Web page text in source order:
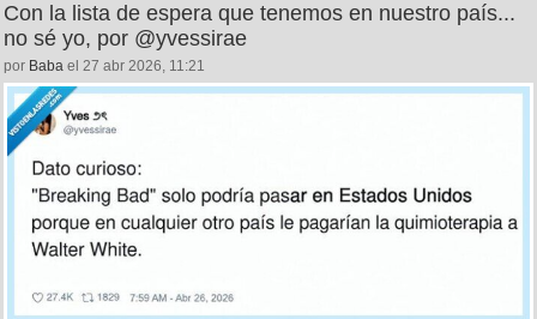
Con la lista de espera que tenemos en nuestro país...
no sé yo, por @yvessirae
por Baba el 27 abr 2026, 11:21